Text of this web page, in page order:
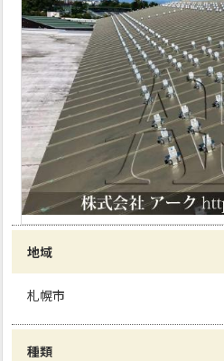
地域
札幌市
種類